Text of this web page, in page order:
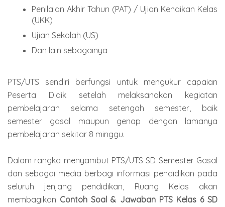
Penilaian Akhir Tahun (PAT) / Ujian Kenaikan Kelas
(UKK)
Ujian Sekolah (US)
Dan lain sebagainya
PTS/UTS sendiri berfungsi untuk mengukur capaian
Peserta Didik setelah melaksanakan kegiatan
pembelajaran selama setengah semester, baik
semester gasal maupun genap dengan lamanya
pembelajaran sekitar 8 minggu.
Dalam rangka menyambut PTS/UTS SD Semester Gasal
dan sebagai media berbagi informasi pendidikan pada
seluruh jenjang pendidikan, Ruang Kelas akan
membagikan Contoh Soal & Jawaban PTS Kelas 6 SD